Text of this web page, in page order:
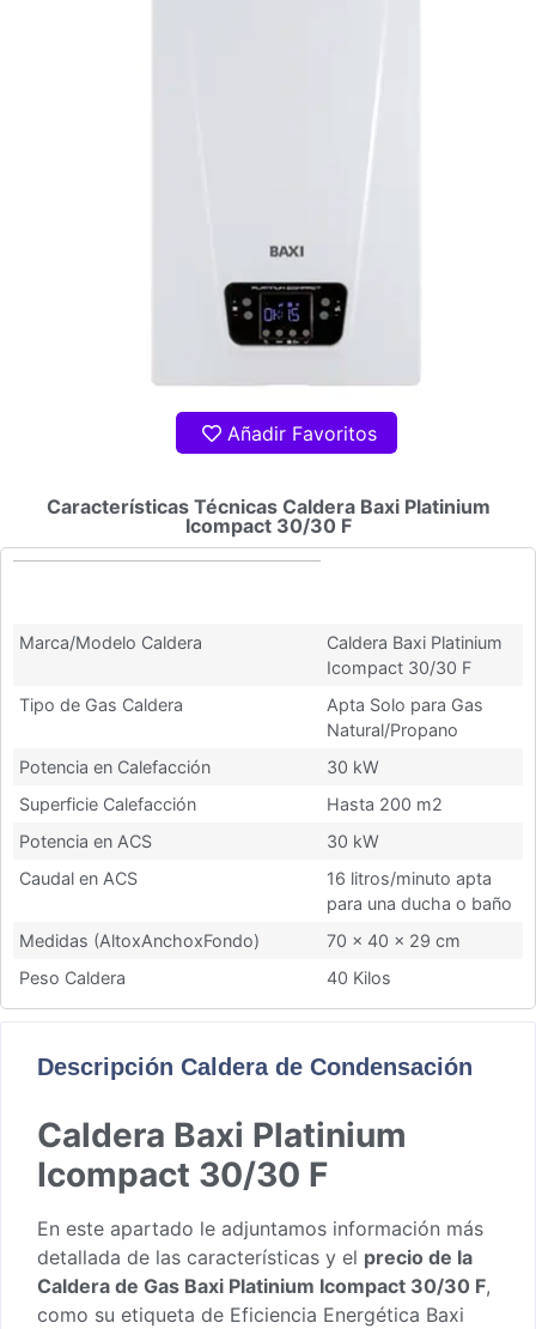
Añadir Favoritos
Características Técnicas Caldera Baxi Platinium
Icompact 30/30 F
Marca/Modelo Caldera
Caldera Baxi Platinium
Icompact 30/30 F
Tipo de Gas Caldera
Apta Solo para Gas
Natural/Propano
Potencia en Calefacción
30 kW
Superficie Calefacción
Hasta 200 m2
Potencia en ACS
30 kW
Caudal en ACS
16 litros/minuto apta
para una ducha o baño
Medidas (AltoxAnchoxFondo)
70 x 40 x 29 cm
Peso Caldera
40 Kilos
Descripción Caldera de Condensación
Caldera Baxi Platinium
Icompact 30/30 F
En este apartado le adjuntamos información más
detallada de las características y el precio de la
Caldera de Gas Baxi Platinium Icompact 30/30 F,
como su etiqueta de Eficiencia Energética Baxi